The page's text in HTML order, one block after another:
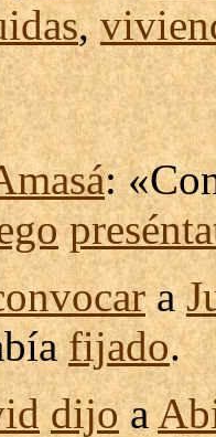
,
: «
a
fijado.
dijoa